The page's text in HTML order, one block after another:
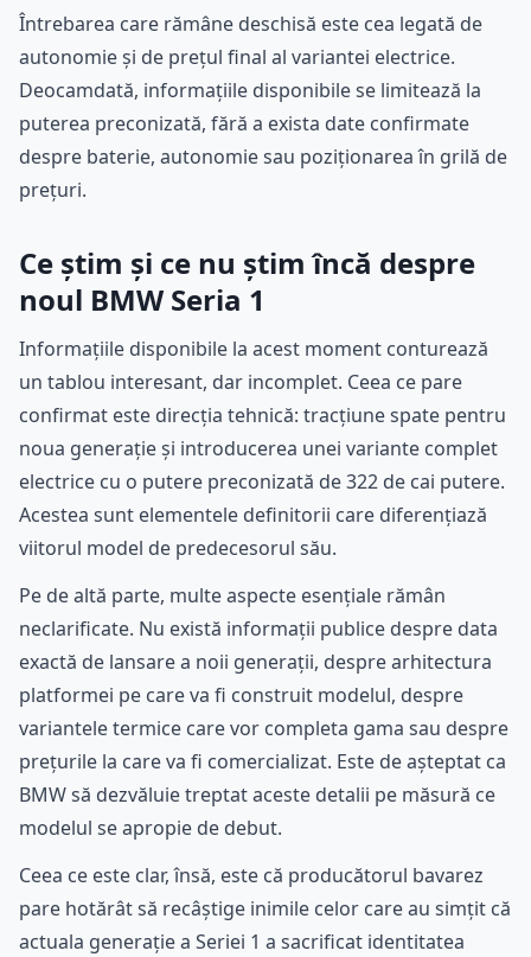
Întrebarea care rămâne deschisă este cea legată de
autonomie și de prețul final al variantei electrice.
Deocamdată, informațiile disponibile se limitează la
puterea preconizată, fără a exista date confirmate
despre baterie, autonomie sau poziționarea în grilă de
prețuri.
Ce știm și ce nu știm încă despre
noul BMW Seria 1
Informațiile disponibile la acest moment conturează
un tablou interesant, dar incomplet. Ceea ce pare
confirmat este direcția tehnică: tracțiune spate pentru
noua generație și introducerea unei variante complet
electrice cu o putere preconizată de 322 de cai putere.
Acestea sunt elementele definitorii care diferențiază
viitorul model de predecesorul său.
Pe de altă parte, multe aspecte esențiale rămân
neclarificate. Nu există informații publice despre data
exactă de lansare a noii generații, despre arhitectura
platformei pe care va fi construit modelul, despre
variantele termice care vor completa gama sau despre
prețurile la care va fi comercializat. Este de așteptat ca
BMW să dezvăluie treptat aceste detalii pe măsură ce
modelul se apropie de debut.
Ceea ce este clar, însă, este că producătorul bavarez
pare hotărât să recâștige inimile celor care au simțit că
actuala generație a Seriei 1 a sacrificat identitatea